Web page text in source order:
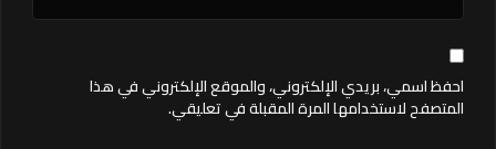
احفظ اسمي، بريدي الإلكتروني، والموقع الإلكتروني في هذا
المتصفح لاستخدامها المرة المقبلة في تعليقي.